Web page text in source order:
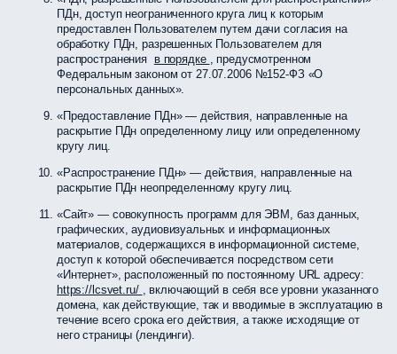
ПДн, доступ неограниченного круга лиц к которым
предоставлен Пользователем путем дачи согласия на
обработку ПДн, разрешенных Пользователем для
распространения в порядке , предусмотренном
Федеральным законом от 27.07.2006 №152-ФЗ «О
персональных данных».
«Предоставление ПДн» — действия, направленные на
раскрытие ПДн определенному лицу или определенному
кругу лиц.
«Распространение ПДн» — действия, направленные на
раскрытие ПДн неопределенному кругу лиц.
«Сайт» — совокупность программ для ЭВМ, баз данных,
графических, аудиовизуальных и информационных
материалов, содержащихся в информационной системе,
доступ к которой обеспечивается посредством сети
«Интернет», расположенный по постоянному URL адресу:
https://lcsvet.ru/ , включающий в себя все уровни указанного
домена, как действующие, так и вводимые в эксплуатацию в
течение всего срока его действия, а также исходящие от
него страницы (лендинги).